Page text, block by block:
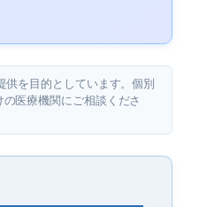
を目的としています。個別
医療機関にご相談くださ